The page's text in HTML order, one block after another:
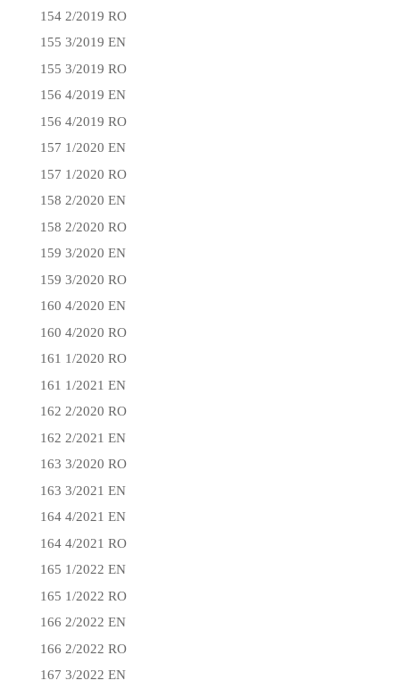
154 2/2019 RO
155 3/2019 EN
155 3/2019 RO
156 4/2019 EN
156 4/2019 RO
157 1/2020 EN
157 1/2020 RO
158 2/2020 EN
158 2/2020 RO
159 3/2020 EN
159 3/2020 RO
160 4/2020 EN
160 4/2020 RO
161 1/2020 RO
161 1/2021 EN
162 2/2020 RO
162 2/2021 EN
163 3/2020 RO
163 3/2021 EN
164 4/2021 EN
164 4/2021 RO
165 1/2022 EN
165 1/2022 RO
166 2/2022 EN
166 2/2022 RO
167 3/2022 EN